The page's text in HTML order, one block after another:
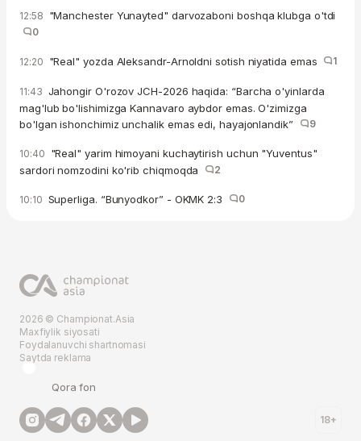
12:58 "Manchester Yunayted" darvozaboni boshqa klubga o'tdi
0
12:20 "Real" yozda Aleksandr-Arnoldni sotish niyatida emas 1
11:43 Jahongir O'rozov JCH-2026 haqida: “Barcha o'yinlarda
mag'lub bo'lishimizga Kannavaro aybdor emas. O'zimizga
bo'lgan ishonchimiz unchalik emas edi, hayajonlandik”
9
10:40 "Real" yarim himoyani kuchaytirish uchun "Yuventus"
sardori nomzodini ko'rib chiqmoqda
2
10:10 Superliga. “Bunyodkor” - OKMK 2:3 0
2026 © Championat.Asia
Maxfiylik siyosati
Foydalanuvchi shartnomasi
Saytda reklama
Qora fon
18+